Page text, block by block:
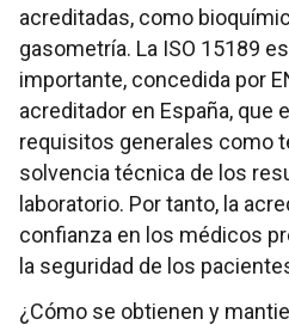
acreditadas, como
gasometría. La ISO 15189
importante, concedida por
acreditador en España, que
requisitos generales como
solvencia técnica de los
laboratorio. Por tanto, la
confianza en los médicos
la seguridad de los
¿Cómo se obtienen y